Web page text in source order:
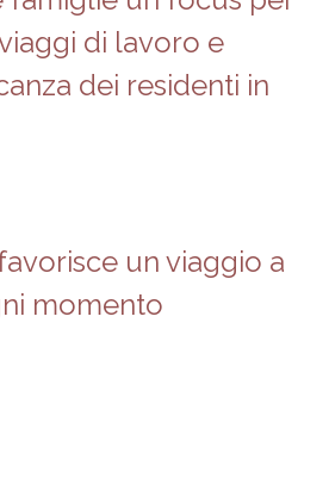
di lavoro e
dei residenti in
un viaggio a
momento